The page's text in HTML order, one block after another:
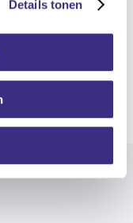
Details tonen